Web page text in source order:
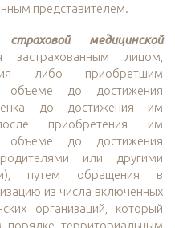
представителем.
медицинской
застрахованным лицом,
либо приобретшим
объеме до достижения
до достижения им
приобретения им
объеме до достижения
или другими
путем обращения в
из числа включенных
организаций, который